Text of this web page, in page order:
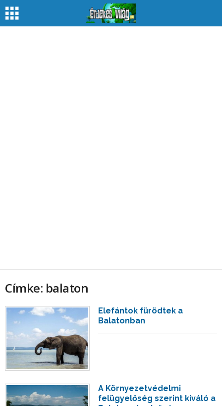
Címke: balaton
Elefántok fürödtek a
Balatonban
A Környezetvédelmi
felügyelőség szerint kiváló a